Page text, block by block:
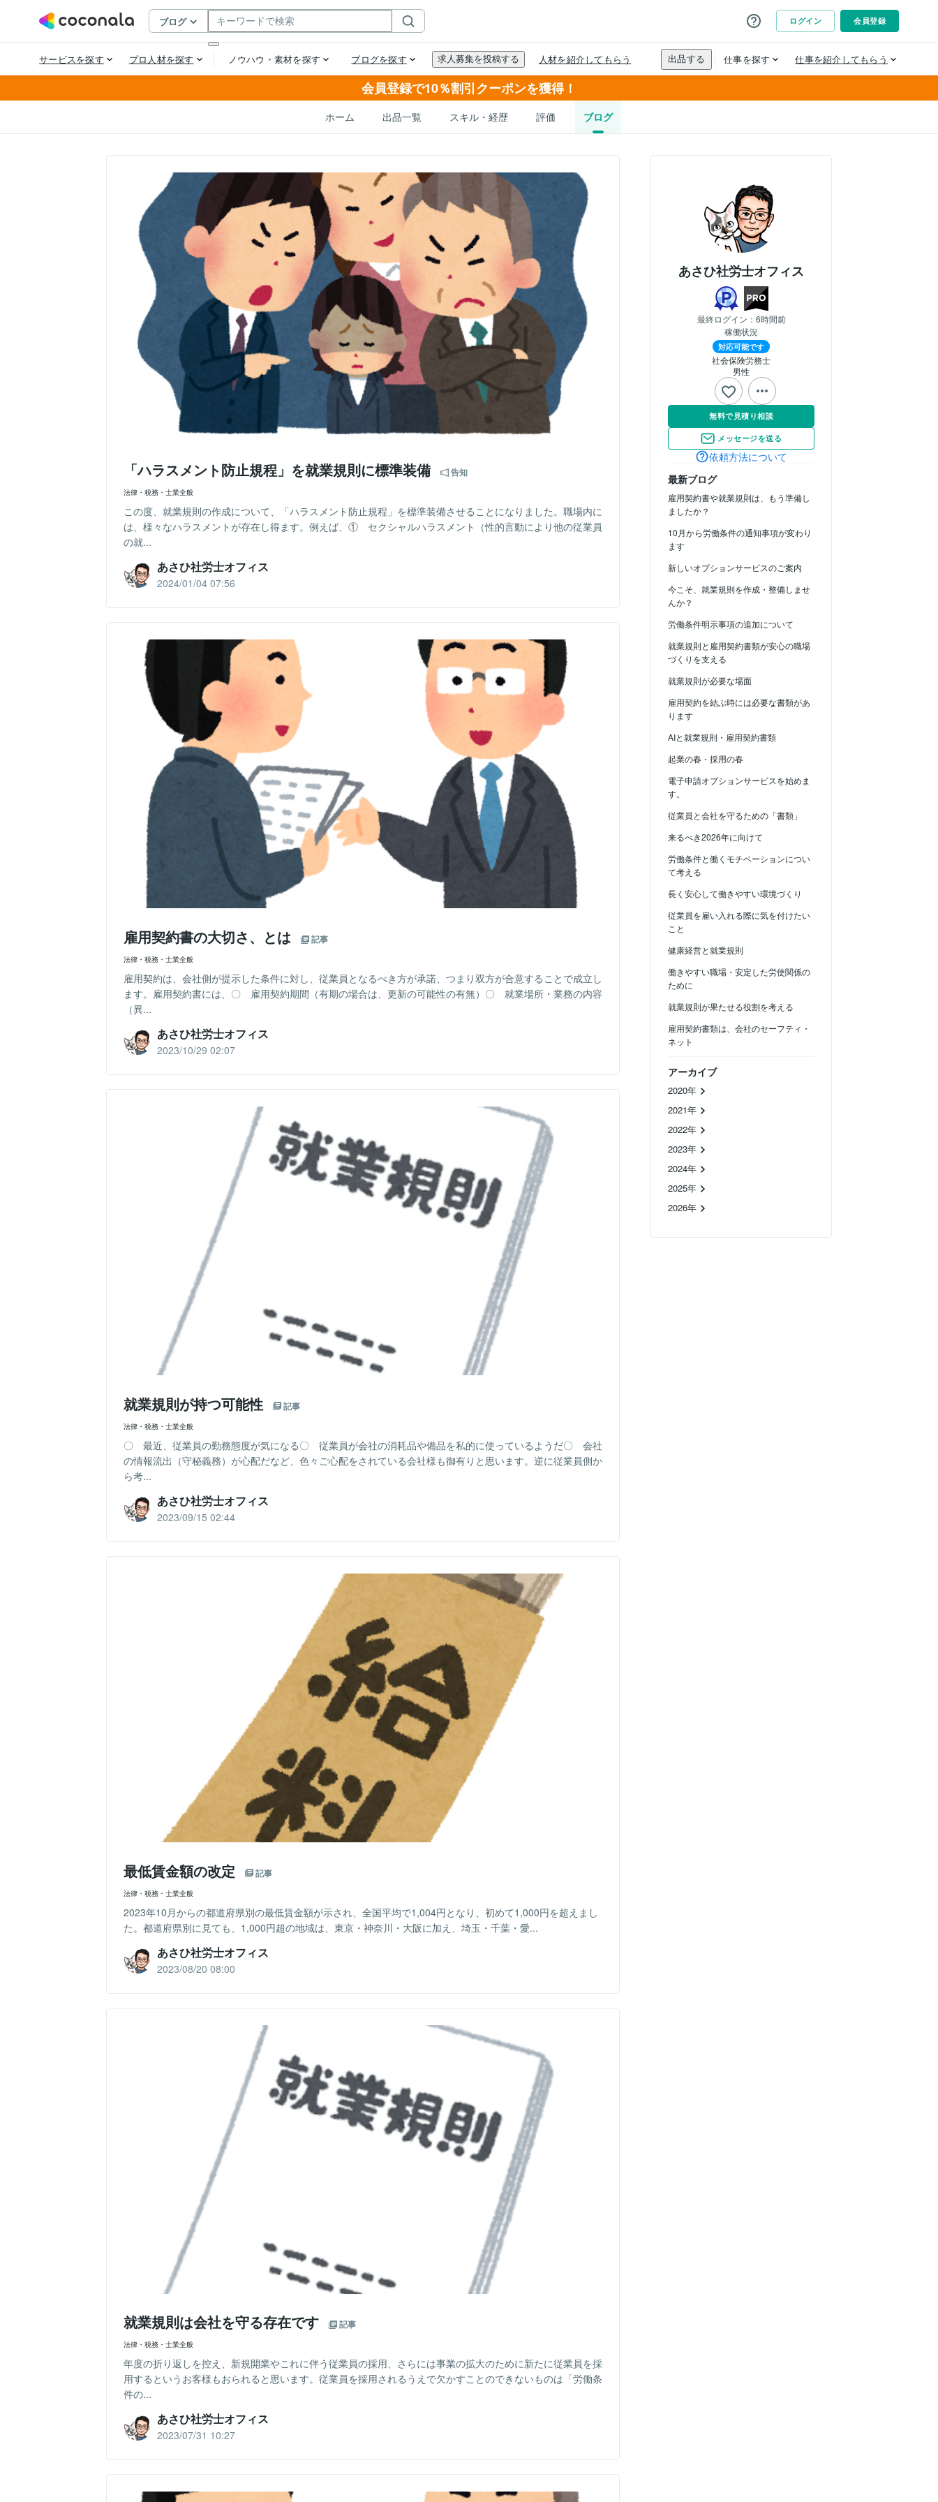
会員登録で10％割引クーポンを獲得！
ホーム 出品一覧 スキル・経歴 評価 ブログ
あさひ社労士オフィス
最終ログイン： 6時間前
稼働状況
対応可能です
社会保険労務士
男性
無料で見積り相談
メッセージを送る
依頼方法について
最新ブログ
雇用契約書や就業規則は、もう準備し
ましたか？
10月から労働条件の通知事項が変わり
ます
新しいオプションサービスのご案内
今こそ、就業規則を作成・整備しませ
んか？
労働条件明示事項の追加について
就業規則と雇用契約書類が安心の職場
づくりを支える
就業規則が必要な場面
雇用契約を結ぶ時には必要な書類があ
ります
AIと就業規則・雇用契約書類
起業の春・採用の春
電子申請オプションサービスを始めま
す。
従業員と会社を守るための「書類」
来るべき2026年に向けて
労働条件と働くモチベーションについ
て考える
長く安心して働きやすい環境づくり
従業員を雇い入れる際に気を付けたい
こと
健康経営と就業規則
働きやすい職場・安定した労使関係の
ために
就業規則が果たせる役割を考える
雇用契約書類は、会社のセーフティ・
ネット
アーカイブ
2020年
2021年
2022年
2023年
2024年
2025年
2026年
「ハラスメント防止規程」を就業規則に標準装備 告知
法律・税務・士業全般
この度、就業規則の作成について、「ハラスメント防止規程」を標準装備させることになりました。職場内に
は、様々なハラスメントが存在し得ます。例えば、① セクシャルハラスメント（性的言動により他の従業員
の就...
あさひ社労士オフィス
2024/01/04 07:56
雇用契約書の大切さ、とは 記事
法律・税務・士業全般
雇用契約は、会社側が提示した条件に対し、従業員となるべき方が承諾、つまり双方が合意することで成立し
ます。雇用契約書には、〇 雇用契約期間（有期の場合は、更新の可能性の有無）〇 就業場所・業務の内容
（異...
あさひ社労士オフィス
2023/10/29 02:07
就業規則が持つ可能性 記事
法律・税務・士業全般
〇 最近、従業員の勤務態度が気になる〇 従業員が会社の消耗品や備品を私的に使っているようだ〇 会社
の情報流出（守秘義務）が心配だなど、色々ご心配をされている会社様も御有りと思います。逆に従業員側か
ら考...
あさひ社労士オフィス
2023/09/15 02:44
最低賃金額の改定 記事
法律・税務・士業全般
2023年10月からの都道府県別の最低賃金額が示され、全国平均で1,004円となり、初めて1,000円を超えまし
た。都道府県別に見ても、1,000円超の地域は、東京・神奈川・大阪に加え、埼玉・千葉・愛...
あさひ社労士オフィス
2023/08/20 08:00
就業規則は会社を守る存在です 記事
法律・税務・士業全般
年度の折り返しを控え、新規開業やこれに伴う従業員の採用、さらには事業の拡大のために新たに従業員を採
用するというお客様もおられると思います。従業員を採用されるうえで欠かすことのできないものは「労働条
件の...
あさひ社労士オフィス
2023/07/31 10:27